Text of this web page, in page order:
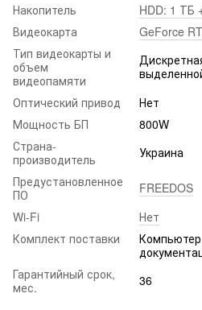
Накопитель
HDD: 1 ТБ
Видеокарта
GeForce
Тип видеокарты и
объем
видеопамяти
Оптический привод
Нет
Мощность БП
800W
Страна-
производитель
Украина
Предустановленное
ПО
FREEDOS
Wi-Fi
Нет
Комплект поставки
Гарантийный срок,
мес.
36